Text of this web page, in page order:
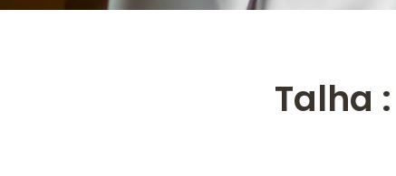
Talha